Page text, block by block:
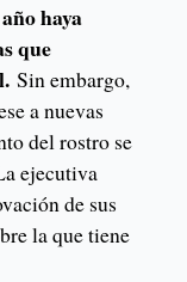
haya
que
Sin embargo,
a nuevas
del rostro se
ejecutiva
de sus
la que tiene